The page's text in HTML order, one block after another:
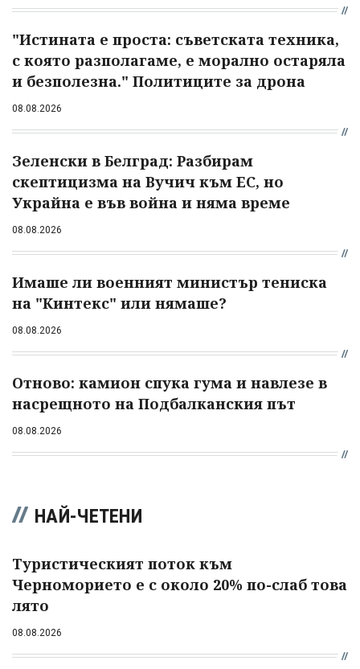
"Истината е проста: съветската техника,
с която разполагаме, е морално остаряла
и безполезна." Политиците за дрона
08.08.2026
Зеленски в Белград: Разбирам
скептицизма на Вучич към ЕС, но
Украйна е във война и няма време
08.08.2026
Имаше ли военният министър тениска
на "Кинтекс" или нямаше?
08.08.2026
Отново: камион спука гума и навлезе в
насрещното на Подбалканския път
08.08.2026
НАЙ-ЧЕТЕНИ
Туристическият поток към
Черноморието е с около 20% по-слаб това
лято
08.08.2026